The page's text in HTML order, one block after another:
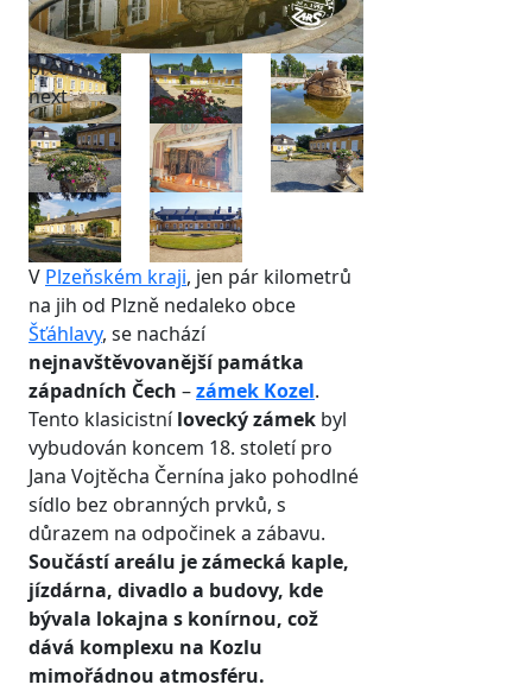
prev
next
V Plzeňském kraji, jen pár kilometrů
na jih od Plzně nedaleko obce
Šťáhlavy, se nachází
nejnavštěvovanější památka
západních Čech –zámek Kozel.
Tento klasicistnílovecký zámek byl
vybudován koncem 18. století pro
Jana Vojtěcha Černína jako pohodlné
sídlo bez obranných prvků, s
důrazem na odpočinek a zábavu.
Součástí areálu je zámecká kaple,
jízdárna, divadlo a budovy, kde
bývala lokajna s konírnou, což
dává komplexu na Kozlu
mimořádnou atmosféru.